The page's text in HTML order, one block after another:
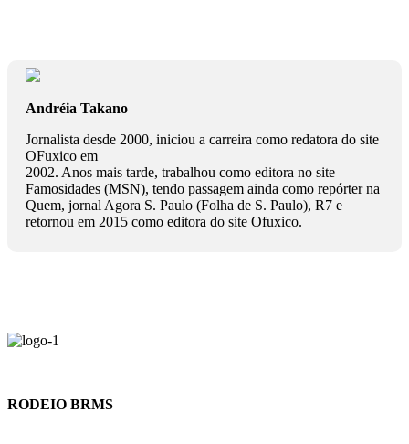
Andréia Takano
Jornalista desde 2000, iniciou a carreira como redatora do site
OFuxico em
2002. Anos mais tarde, trabalhou como editora no site
Famosidades (MSN), tendo passagem ainda como repórter na
Quem, jornal Agora S. Paulo (Folha de S. Paulo), R7 e
retornou em 2015 como editora do site Ofuxico.
RODEIO BRMS